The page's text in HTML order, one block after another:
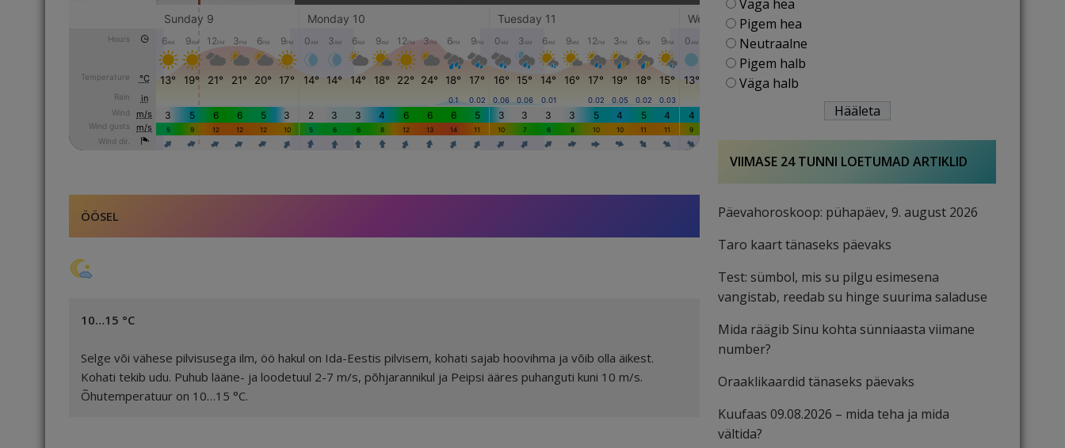
ÖÖSEL
10…15 °C
Selge või vähese pilvisusega ilm, öö hakul on Ida-Eestis pilvisem, kohati sajab hoovihma ja võib olla äikest.
Kohati tekib udu. Puhub lääne- ja loodetuul 2-7 m/s, põhjarannikul ja Peipsi ääres puhanguti kuni 10 m/s.
Õhutemperatuur on 10…15 °C.
Väga hea
Pigem hea
Neutraalne
Pigem halb
Väga halb
VIIMASE 24 TUNNI LOETUMAD ARTIKLID
Päevahoroskoop: pühapäev, 9. august 2026
Taro kaart tänaseks päevaks
Test: sümbol, mis su pilgu esimesena
vangistab, reedab su hinge suurima saladuse
Mida räägib Sinu kohta sünniaasta viimane
number?
Oraaklikaardid tänaseks päevaks
Kuufaas 09.08.2026 – mida teha ja mida
vältida?